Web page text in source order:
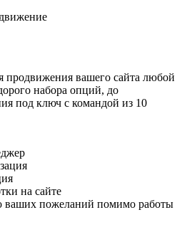
вашего сайта любой
набора опций, до
под ключ с командой из 10
на сайте
ваших пожеланий помимо работы